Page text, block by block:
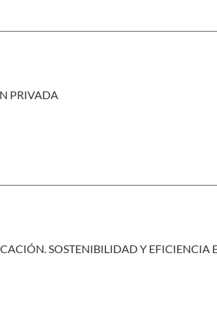
PRIVADA
SOSTENIBILIDAD Y EFICIENCIA